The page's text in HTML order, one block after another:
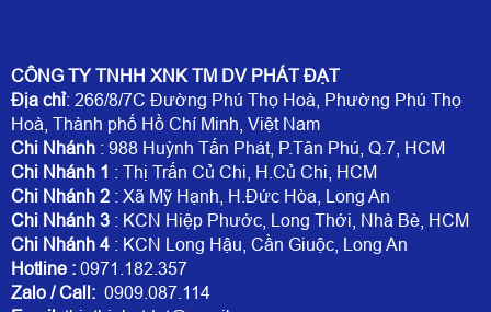
CÔNG TY TNHH XNK TM DV PHÁT ĐẠT
Địa chỉ: 266/8/7C Đường Phú Thọ Hoà, Phường Phú Thọ
Hoà, Thành phố Hồ Chí Minh, Việt Nam
Chi Nhánh : 988 Huỳnh Tấn Phát, P.Tân Phú, Q.7, HCM
Chi Nhánh 1 : Thị Trấn Củ Chi, H.Củ Chi, HCM
Chi Nhánh 2 : Xã Mỹ Hạnh, H.Đức Hòa, Long An
Chi Nhánh 3 : KCN Hiệp Phước, Long Thới, Nhà Bè, HCM
Chi Nhánh 4 : KCN Long Hậu, Cần Giuộc, Long An
Hotline : 0971.182.357
Zalo / Call: 0909.087.114